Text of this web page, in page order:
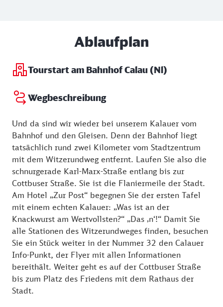
Ablaufplan
Tourstart am Bahnhof Calau (Nl)
Wegbeschreibung
Und da sind wir wieder bei unserem Kalauer vom
Bahnhof und den Gleisen. Denn der Bahnhof liegt
tatsächlich rund zwei Kilometer vom Stadtzentrum
mit dem Witzerundweg entfernt. Laufen Sie also die
schnurgerade Karl-Marx-Straße entlang bis zur
Cottbuser Straße. Sie ist die Flaniermeile der Stadt.
Am Hotel „Zur Post“ begegnen Sie der ersten Tafel
mit einem echten Kalauer: „Was ist an der
Knackwurst am Wertvollsten?“ „Das ‚n‘!“ Damit Sie
alle Stationen des Witzerundweges finden, besuchen
Sie ein Stück weiter in der Nummer 32 den Calauer
Info-Punkt, der Flyer mit allen Informationen
bereithält. Weiter geht es auf der Cottbuser Straße
bis zum Platz des Friedens mit dem Rathaus der
Stadt.